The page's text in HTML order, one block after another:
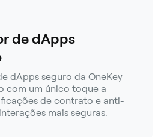
de dApps
dApps seguro da OneKey
com um único toque a
de contrato e anti-
mais seguras.